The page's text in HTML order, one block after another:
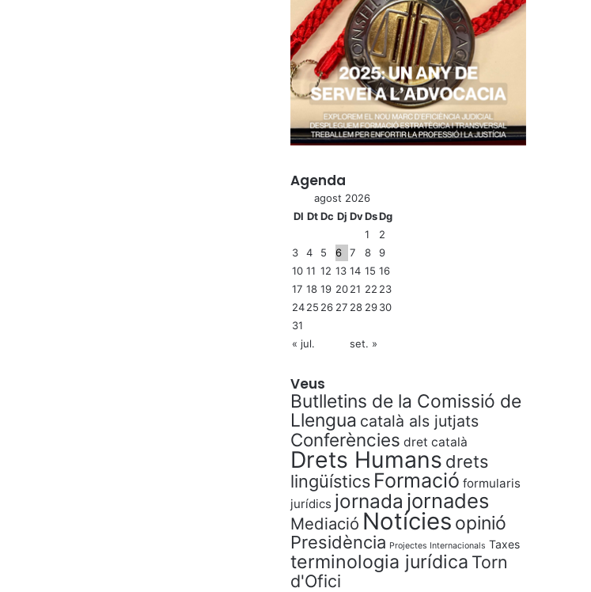
Agenda
agost 2026
Dl Dt Dc Dj DvDsDg
1
2
3
4 5 6 7 8
9
10 11 12 13 14 15 16
17 18 19 2021 22 23
2425 26 27 28 2930
31
« jul.
set. »
Veus
Butlletins de la Comissió de
Llengua català als jutjats
Conferències dret català
Drets Humans drets
lingüístics Formació formularis
jurídics jornada jornades
Mediació Notícies opinió
Presidència Projectes Internacionals Taxes
terminologia jurídica Torn
d'Ofici